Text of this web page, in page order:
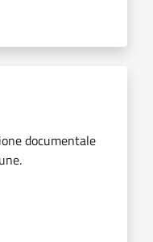
documentale